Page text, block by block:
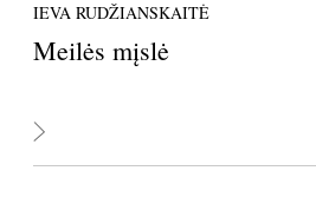
IEVA RUDŽIANSKAITĖ
Meilės mįslė